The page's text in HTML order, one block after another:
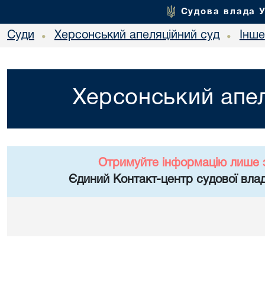
Судова влада
Суди • Херсонський апеляційний суд • Інше
Херсонський
Отримуйте інформацію лише
Єдиний Контакт-центр судової